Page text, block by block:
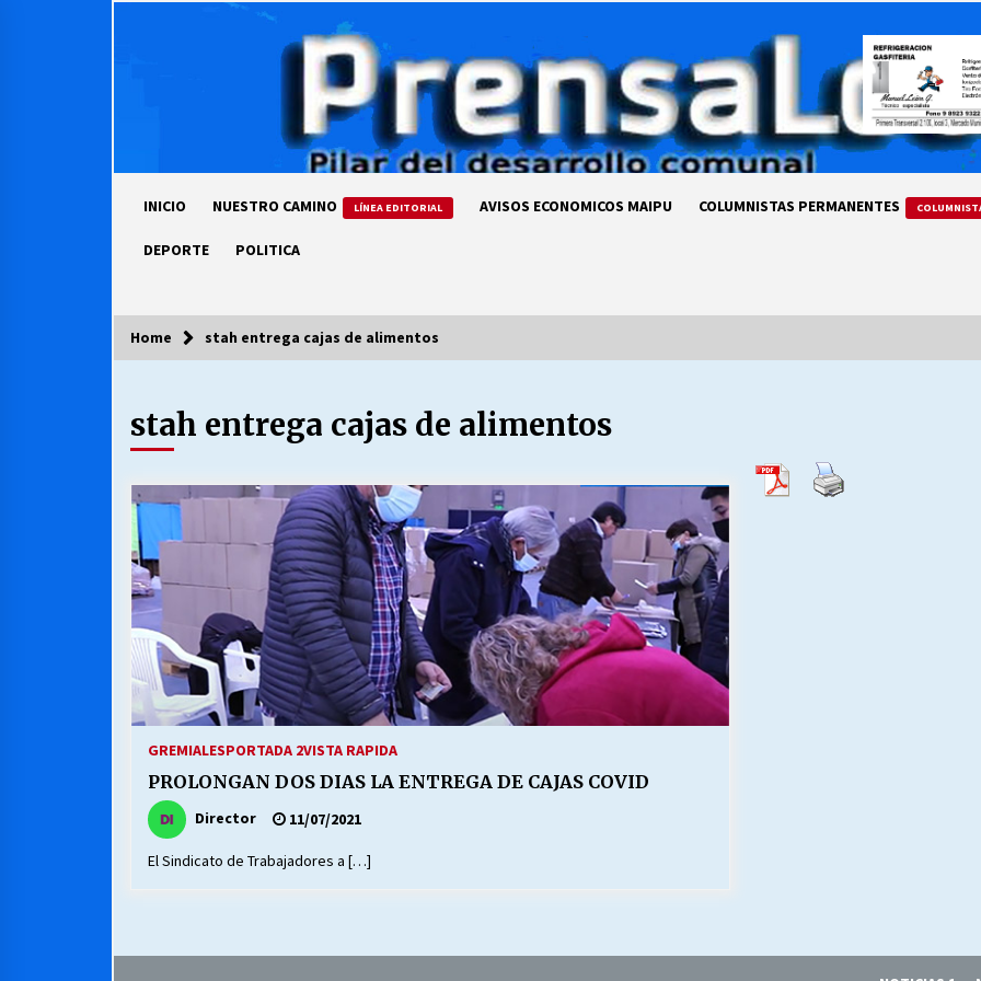
INICIO NUESTRO CAMINO LÍNEA EDITORIAL AVISOS ECONOMICOS MAIPU COLUMNISTAS PERMANENTES
DEPORTE POLITICA
COLUMNISTA
Ya se ordenaron las cuentas de
luz… ¿Y cuándo van a bajar?
28/07/2026
MUNICIPALIDAD, TRABAJADORES,
CLIMA LABORAL:
13/07/2026
Escuela hospitalaria El Carmen de
Maipu.
25/06/2026
VOLVER A SER ALTERNATIVA
16/06/2026
MUNICIPALIDADES, HONORARIOS,
DESPIDOS
28/05/2026
S.O.S. a los ricos, Save Our Souls
30/04/2026
¿Asesores con doble sueldo?
Home stah entrega cajas de alimentos
stah entrega cajas de alimentos
GREMIALESPORTADA 2VISTA RAPIDA
PROLONGAN DOS DIAS LA ENTREGA DE CAJAS COVID
Director 11/07/2021
El Sindicato de Trabajadores a […]